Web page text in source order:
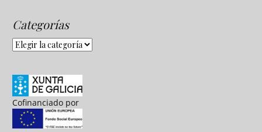
Categorías
Categorías
Cofinanciado por